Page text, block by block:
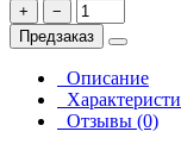
+
−
Предзаказ
Описание
Отзывы (0)